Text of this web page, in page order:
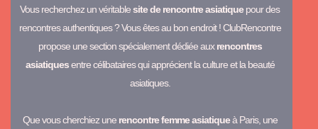
Vous recherchez un véritablesite de rencontre asiatiquepour des
rencontres authentiques ? Vous êtes au bon endroit ! ClubRencontre
propose une section spécialement dédiée auxrencontres
asiatiquesentre célibataires qui apprécient la culture et la beauté
asiatiques.
Que vous cherchiez une rencontre femme asiatiqueà Paris, une